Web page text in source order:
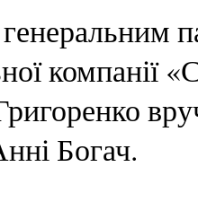
генеральним
компанії
Богач.